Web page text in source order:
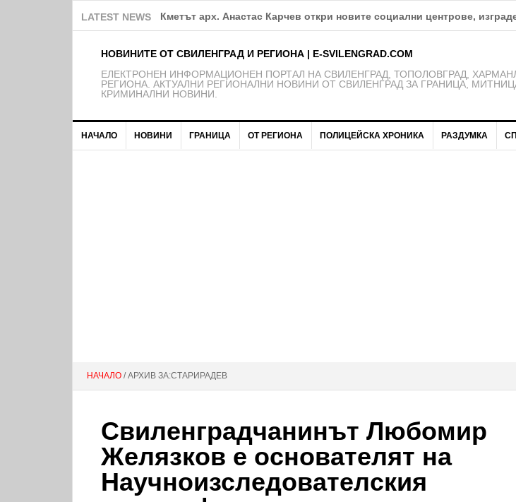
LATEST NEWS Община Свиленград продължава изпълнението на проект
НОВИНИТЕ ОТ СВИЛЕНГРАД И РЕГИОНА | E-SVILENGRAD.COM
EЛЕКТРОНЕН ИНФОРМАЦИОНЕН ПОРТАЛ НА СВИЛЕНГРАД, ТОПОЛОВГРАД,
РЕГИОНА. АКТУАЛНИ РЕГИОНАЛНИ НОВИНИ ОТ СВИЛЕНГРАД ЗА ГРАНИЦА,
КРИМИНАЛНИ НОВИНИ.
НАЧАЛО НОВИНИ ГРАНИЦА ОТ РЕГИОНА ПОЛИЦЕЙСКА ХРОНИКА РАЗДУМКА
НАЧАЛО / АРХИВ ЗА:СТАРИРАДЕВ
Свиленградчанинът Любомир
Желязков е основателят на
Научноизследователския